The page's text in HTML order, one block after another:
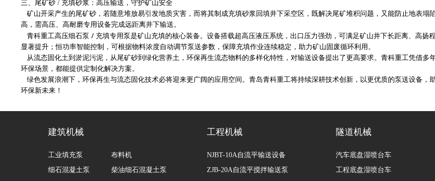
三、尾矿砂 / 充填砂浆：高压输送，守护矿山安全
矿山开采产生的尾矿砂，若随意堆放易引发地质灾害，而将其制成充填砂浆回填井下采空区，既解决尾矿堆积问题，又能防止地表
高，需高压、高耐磨专用设备完成远距离井下输送。
青科重工高压细石泵 / 充填专用泵是矿山充填的核心装备。设备搭载超高压液压系统，出口压力强劲，可满足矿山井下长距离、高
显著提升；恒功率智能控制，可根据物料浓度自动调节泵送参数，保障充填作业连续稳定，助力矿山固废循环利用。
从流态固化土到淤泥污泥，从尾矿砂到绿化营养土，环保再生流态物料的多样化特性，对输送设备提出了更高要求。青科重工凭借
环保场景，都能提供定制化解决方案。
绿色发展浪潮下，环保再生与流态固化技术必将迎来更广阔的应用空间。青岛青科重工将持续深耕技术创新，以更优质的泵送设备，
环保新未来！
建筑机械
工业填充泵
布料机
细石混凝土泵
柴油细石混凝土泵
工程机械
NJBT-10A自流平输送设备
ZJB-20A自流平搅拌输送泵
隧道机械
汽车底盘湿喷台车
工程底盘湿喷台车